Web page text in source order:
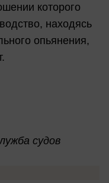
которого
находясь
опьянения,
судов